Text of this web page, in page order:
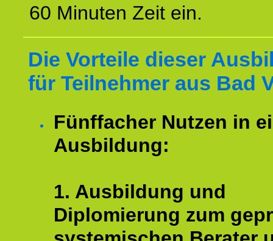
60 Minuten Zeit ein.
Die Vorteile dieser
für Teilnehmer aus Bad
Fünffacher Nutzen in
Ausbildung:
1. Ausbildung und
Diplomierung zum